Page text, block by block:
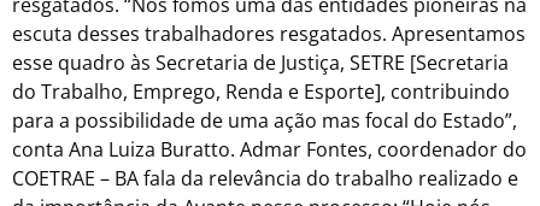
escuta desses trabalhadores resgatados. Apresentamos
esse quadro às Secretaria de Justiça, SETRE [Secretaria
do Trabalho, Emprego, Renda e Esporte], contribuindo
para a possibilidade de uma ação mas focal do Estado”,
conta Ana Luiza Buratto. Admar Fontes, coordenador do
COETRAE – BA fala da relevância do trabalho realizado e